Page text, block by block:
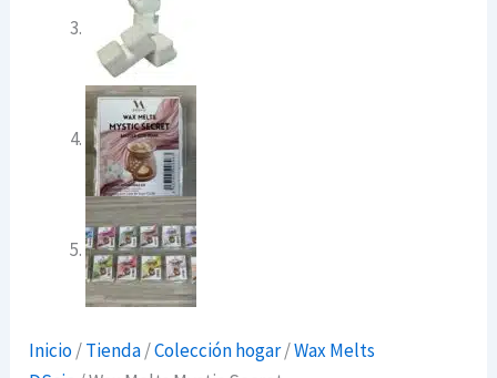
Inicio/Tienda/Colección hogar/Wax Melts